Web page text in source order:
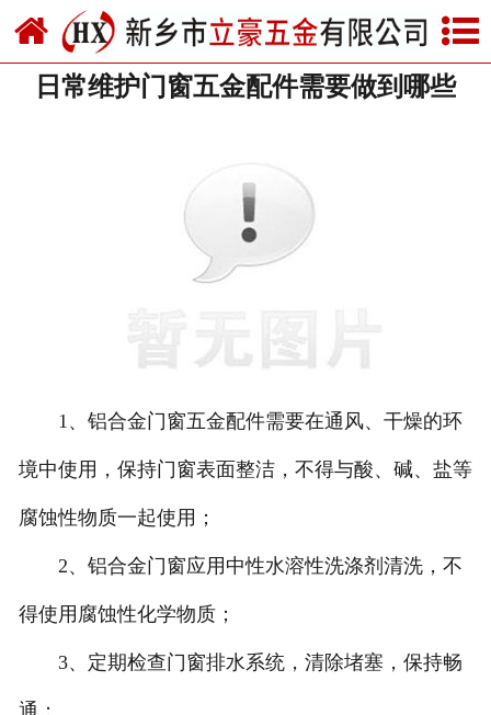
网站首页
关于我们
联系我们
日常维护门窗五金配件需要做到哪些
1、铝合金门窗五金配件需要在通风、干燥的环
境中使用，保持门窗表面整洁，不得与酸、碱、盐等
腐蚀性物质一起使用；
2、铝合金门窗应用中性水溶性洗涤剂清洗，不
得使用腐蚀性化学物质；
3、定期检查门窗排水系统，清除堵塞，保持畅